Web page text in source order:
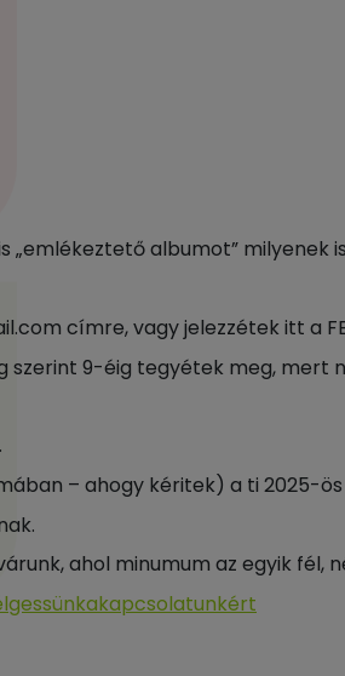
albumot” milyenek
címre, vagy jelezzétek itt a
szerint 9-éig tegyétek meg, mert
– ahogy kéritek) a ti 2025-
ahol minumum az egyik fél,